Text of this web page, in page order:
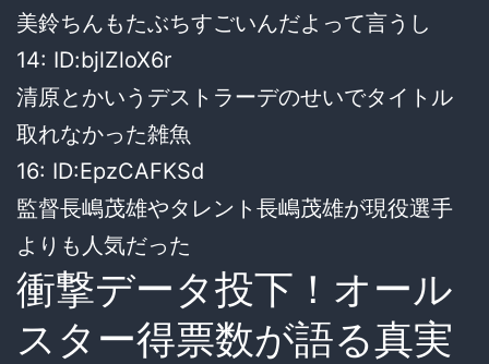
美鈴ちんもたぶちすごいんだよって言うし
14: ID:bjlZloX6r
清原とかいうデストラーデのせいでタイトル
取れなかった雑魚
16: ID:EpzCAFKSd
監督長嶋茂雄やタレント長嶋茂雄が現役選手
よりも人気だった
衝撃データ投下！オール
スター得票数が語る真実